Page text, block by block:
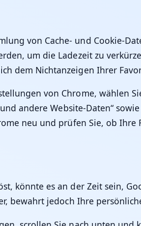
von Cache- und Cookie-
um die Ladezeit zu
dem Nichtanzeigen Ihrer
von Chrome, wählen
und andere Website-Daten“
neu und prüfen Sie, ob
könnte es an der Zeit sein,
bewahrt jedoch Ihre